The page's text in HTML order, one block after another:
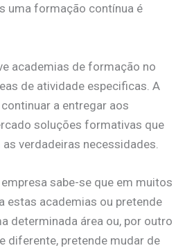
uma formação contínua é
academias de formação no
de atividade especificas. A
a entregar aos
soluções formativas que
verdadeiras necessidades.
empresa sabe-se que em muitos
estas academias ou pretende
determinada área ou, por outro
diferente, pretende mudar de